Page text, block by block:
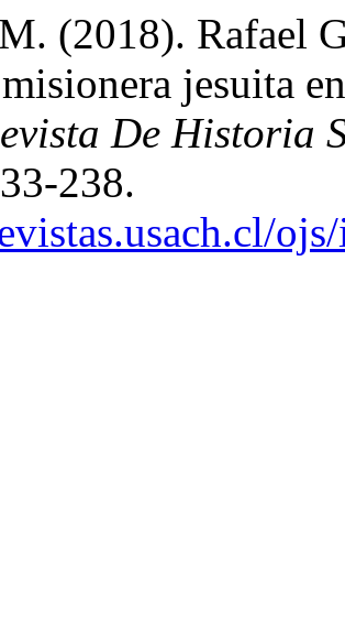
(2018). Rafael
jesuita
De Historia
238.